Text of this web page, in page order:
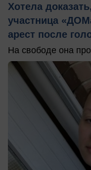
Хотела
участница
арест после
На свободе она